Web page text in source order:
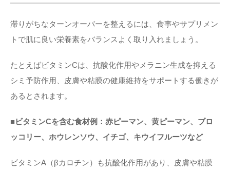
滞りがちなターンオーバーを整えるには、食事やサプリメン
トで肌に良い栄養素をバランスよく取り入れましょう。
たとえばビタミンCは、抗酸化作用やメラニン生成を抑える
シミ予防作用、皮膚や粘膜の健康維持をサポートする働きが
あるとされます。
■ビタミンCを含む食材例：赤ピーマン、黄ピーマン、ブロ
ッコリー、ホウレンソウ、イチゴ、キウイフルーツなど
ビタミンA（βカロチン）も抗酸化作用があり、皮膚や粘膜